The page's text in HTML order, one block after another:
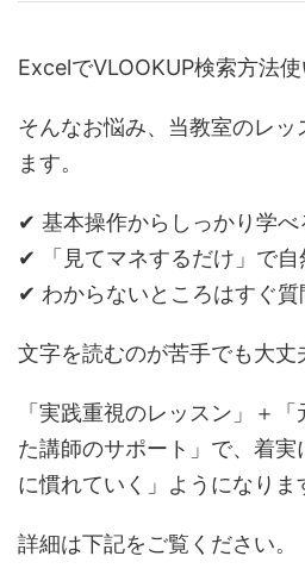
ExcelでVLOOKUP検索方法
そんなお悩み、当教室のレッ
ます。
✔ 基本操作からしっかり学べ
✔ 「見てマネするだけ」で自
✔ わからないところはすぐ
文字を読むのが苦手でも大丈
「実践重視のレッスン」＋
た講師のサポート」で、着
に慣れていく」ようになりま
詳細は下記をご覧ください。